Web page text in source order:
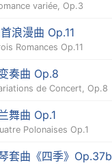
variée, Op.3
浪漫曲 Op.11
Romances Op.11
奏曲 Op.8
de Concert, Op.8
舞曲 Op.1
Polonaises Op.1
套曲《四季》Op.37b